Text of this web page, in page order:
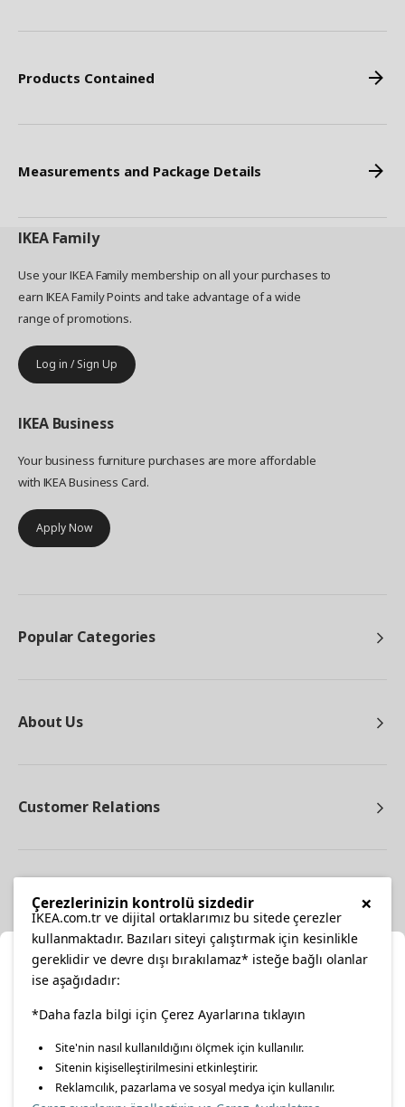
Products Contained
Measurements and Package Details
IKEA Family
Use your IKEA Family membership on all your purchases to
earn IKEA Family Points and take advantage of a wide
range of promotions.
Log in / Sign Up
IKEA Business
Your business furniture purchases are more affordable
with IKEA Business Card.
Apply Now
Popular Categories
About Us
Customer Relations
facebooktwitterinstagrampinterestyoutube
linkedin
Select Location
Please select to see the content specific to your delivery
location for your orders from Online Store.
×
Çerezlerinizin kontrolü sizdedir
IKEA.com.tr ve dijital ortaklarımız bu sitede çerezler
kullanmaktadır. Bazıları siteyi çalıştırmak için kesinlikle
gereklidir ve devre dışı bırakılamaz* isteğe bağlı olanlar
ise aşağıdadır:
*Daha fazla bilgi için Çerez Ayarlarına tıklayın
Site'nin nasıl kullanıldığını ölçmek için kullanılır.
Sitenin kişiselleştirilmesini etkinleştirir.
Reklamcılık, pazarlama ve sosyal medya için kullanılır.